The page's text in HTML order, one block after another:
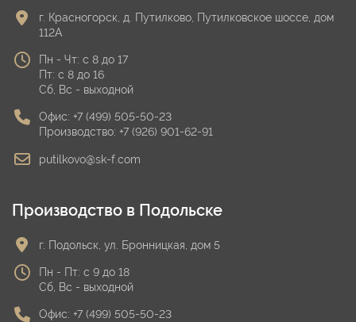
г. Красногорск, д. Путилково, Путилковское шоссе, дом
112А
Пн - Чт: с 8 до 17
Пт: с 8 до 16
Сб, Вс - выходной
Офис: +7 (499) 505-50-23
Производство: +7 (926) 901-62-91
putilkovo@sk-f.com
Производство в Подольске
г. Подольск, ул. Бронницкая, дом 5
Пн - Пт: с 9 до 18
Сб, Вс - выходной
Офис: +7 (499) 505-50-23